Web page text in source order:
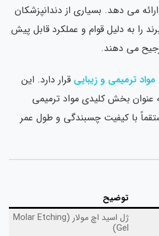
می دهد. بسیاری از دندانپزشکان
را به دلیل قوام و عملکرد قابل پیش
می دهند.
مواد ترمیمی و زیبایی قرار دارد. این
عنوان بخش کلیدی مواد ترمیمی
با کیفیت چسبندگی و طول عمر
توضیح
ژل اسید اچ مولار (Molar Etching
Gel)